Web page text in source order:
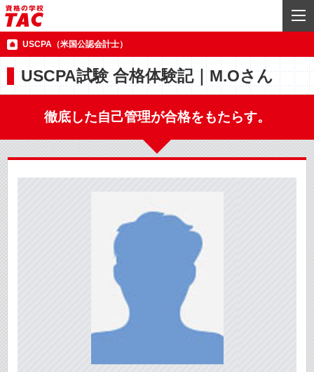
USCPA（米国公認会計士）
USCPA試験 合格体験記｜M.Oさん
徹底した自己管理が合格をもたらす。